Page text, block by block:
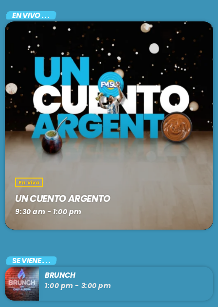
EN VIVO . . .
En vivo
UN CUENTO ARGENTO
9:30 am - 1:00 pm
SE VIENE . . .
BRUNCH
1:00 pm - 3:00 pm